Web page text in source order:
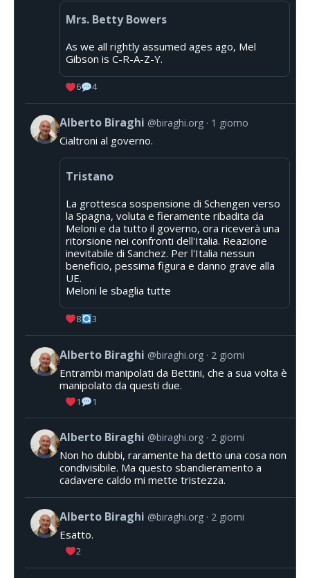
Mrs. Betty Bowers
As we all rightly assumed ages ago, Mel
Gibson is C-R-A-Z-Y.
6 4
Alberto Biraghi @biraghi.org 1 giorno
Cialtroni al governo.
Tristano
La grottesca sospensione di Schengen verso
la Spagna, voluta e fieramente ribadita da
Meloni e da tutto il governo, ora riceverà una
ritorsione nei confronti dell'Italia. Reazione
inevitabile di Sanchez. Per l'Italia nessun
beneficio, pessima figura e danno grave alla
UE.
Meloni le sbaglia tutte
8 3
Alberto Biraghi @biraghi.org 2 giorni
Entrambi manipolati da Bettini, che a sua volta è
manipolato da questi due.
1 1
Alberto Biraghi @biraghi.org 2 giorni
Non ho dubbi, raramente ha detto una cosa non
condivisibile. Ma questo sbandieramento a
cadavere caldo mi mette tristezza.
Alberto Biraghi @biraghi.org 2 giorni
Esatto.
2